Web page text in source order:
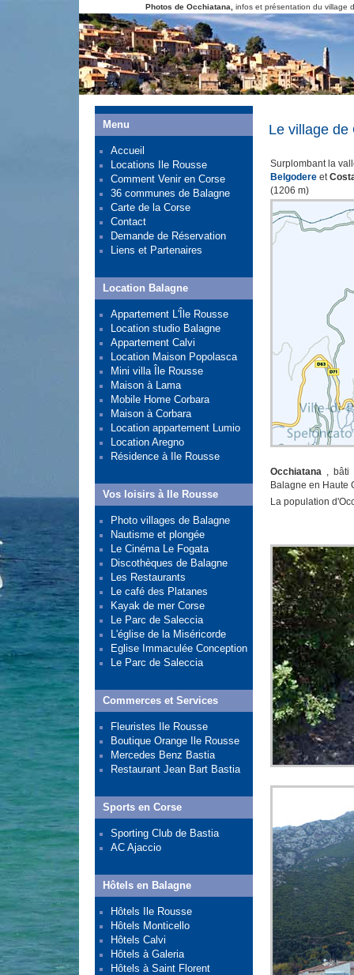
Photos de Occhiatana, infos et présentation du village
Le village de
Surplombant la
Belgodere et
(1206 m)
Occhiatana , bâti
Balagne en Haute
La population
Menu
Accueil
Locations Ile Rousse
Comment Venir en Corse
36 communes de Balagne
Carte de la Corse
Contact
Demande de Réservation
Liens et Partenaires
Location Balagne
Appartement L'Île Rousse
Location studio Balagne
Appartement Calvi
Location Maison Popolasca
Mini villa Île Rousse
Maison à Lama
Mobile Home Corbara
Maison à Corbara
Location appartement Lumio
Location Aregno
Résidence à Ile Rousse
Vos loisirs à Ile Rousse
Photo villages de Balagne
Nautisme et plongée
Le Cinéma Le Fogata
Discothèques de Balagne
Les Restaurants
Le café des Platanes
Kayak de mer Corse
Le Parc de Saleccia
L'église de la Miséricorde
Eglise Immaculée Conception
Le Parc de Saleccia
Commerces et Services
Fleuristes Ile Rousse
Boutique Orange Ile Rousse
Mercedes Benz Bastia
Restaurant Jean Bart Bastia
Sports en Corse
Sporting Club de Bastia
AC Ajaccio
Hôtels en Balagne
Hôtels Ile Rousse
Hôtels Monticello
Hôtels Calvi
Hôtels à Galeria
Hôtels à Saint Florent